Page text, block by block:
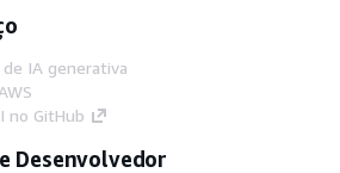
IA generativa
no GitHub
Desenvolvedor